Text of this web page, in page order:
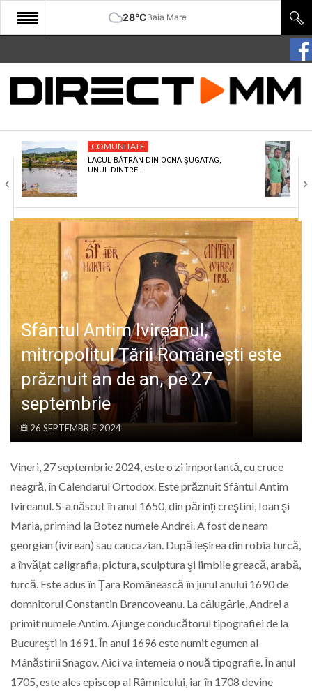
28°CBaia Mare
START
COMUNITATE
CULTURA
ECONOMIE
SANATATE
SPORT
SPECIAL
LIFE
COMUNITATE
LACUL BĂTRÂN DIN OCNA ȘUGATAG,
UNUL DINTRE…
Sfântul Antim Ivireanul,
mitropolitul Ţării Româneşti este
prăznuit an de an, pe 27
septembrie
26 SEPTEMBRIE 2024
Vineri, 27 septembrie 2024, este o zi importantă, cu cruce
neagră, în Calendarul Ortodox. Este prăznuit Sfântul Antim
Ivireanul. S-a născut în anul 1650, din părinţi creştini, Ioan şi
Maria, primind la Botez numele Andrei. A fost de neam
georgian (ivirean) sau caucazian. După ieşirea din robia turcă,
a învăţat caligrafia, pictura, sculptura şi limbile greacă, arabă,
turcă. Este adus în Ţara Românească în jurul anului 1690 de
domnitorul Constantin Brancoveanu. La călugărie, Andrei a
primit numele Antim. Ajunge conducătorul tipografiei de la
Bucureşti in 1691. În anul 1696 este numit egumen al
Mânăstirii Snagov. Aici va întemeia o nouă tipografie. În anul
1705, este ales episcop al Râmnicului, iar în 1708 devine